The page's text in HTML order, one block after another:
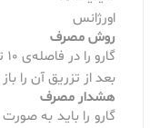
اورژانس
روش مصرف
گارو را در فاصله‌ی 10 تا 15 سانتی متری از محل تزریق ببندید.
بعد از تزریق آن را
هشدار مصرف
گارو را باید به